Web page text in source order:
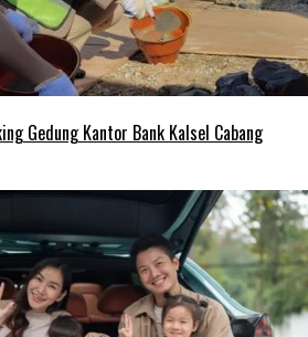
Gedung Kantor Bank Kalsel Cabang